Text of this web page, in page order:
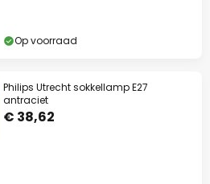
Op voorraad
Philips Utrecht sokkellamp E27
antraciet
€ 38,62